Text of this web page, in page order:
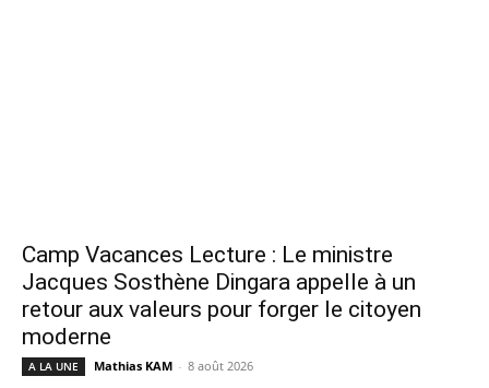
Camp Vacances Lecture : Le ministre
Jacques Sosthène Dingara appelle à un
retour aux valeurs pour forger le citoyen
moderne
A LA UNE Mathias KAM - 8 août 2026